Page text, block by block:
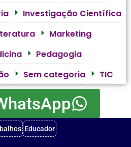
Investigação Científica
Marketing
Pedagogia
Sem categoria TIC
Educador